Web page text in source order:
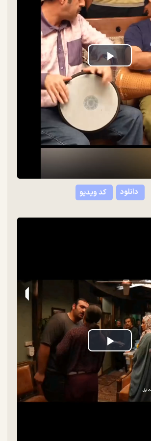
Play
Video
کد ویدیو دانلود
Play
Video